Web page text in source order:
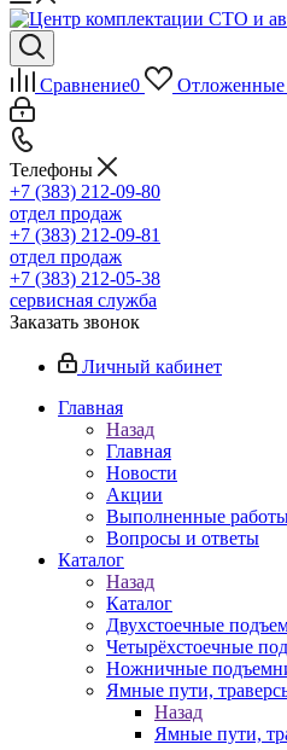
Сравнение0 Отложенные
Телефоны
+7 (383) 212-09-80
отдел продаж
+7 (383) 212-09-81
отдел продаж
+7 (383) 212-05-38
сервисная служба
Заказать звонок
Личный кабинет
Главная
Назад
Главная
Новости
Акции
Выполненные
Вопросы и ответы
Каталог
Назад
Каталог
Двухстоечные
Четырёхстоечные
Ножничные
Ямные пути,
Назад
Ямные пути,